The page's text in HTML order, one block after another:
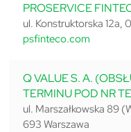
PROSERVICE
ul. Konstruktorska 12a,
psfinteco.com
Q VALUE S. A.
TERMINU POD NR
ul. Marszałkowska 89
693 Warszawa